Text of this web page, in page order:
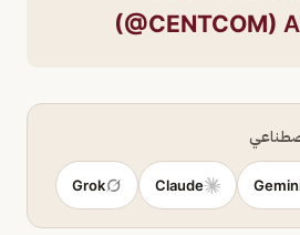
(@CENTCOM)
Claude
Grok